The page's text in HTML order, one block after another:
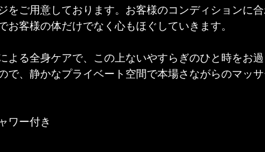
をご用意しております。お客様のコンディションに
お客様の体だけでなく心もほぐしていきます。
よる全身ケアで、この上ないやすらぎのひと時をお
で、静かなプライベート空間で本場さながらのマッ
ワー付き